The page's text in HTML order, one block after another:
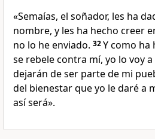
«Semaías, el soñador, les ha
nombre, y les ha hecho creer
no lo he enviado. 32Y como ha
se rebele contra mí, yo lo voy
dejarán de ser parte de mi
del bienestar que yo le daré a
así será».